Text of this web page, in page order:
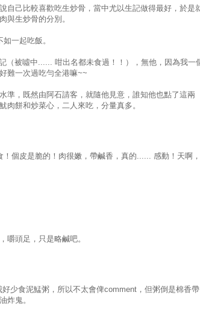
自己比較喜歡吃生炒骨，當中尤以生記做得最好，於是
與生炒骨的分別。
一起吃飯。
（被噓中...... 咁出名都未食過！！），無他，因為我一
難一次過吃勻全港嘛~~
準，既然由阿石請客，就隨他見意，誰知他也點了這兩
肉餅和炒菜心，二人來吃，分量真多。
！個皮是脆的！肉很嫩，帶鹹香，真的...... 感動！天啊
嚼頭足，只是略鹹吧。
少食泥鯭粥，所以不太會俾comment，但粥倒是棉香帶
炸鬼。